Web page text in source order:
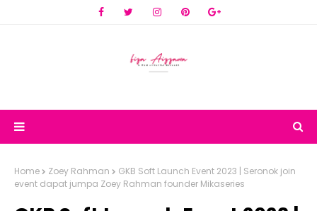
Home Zoey Rahman
GKB Soft Launch Event 2023 | Seronok join
event dapat jumpa Zoey Rahman founder Mikaseries